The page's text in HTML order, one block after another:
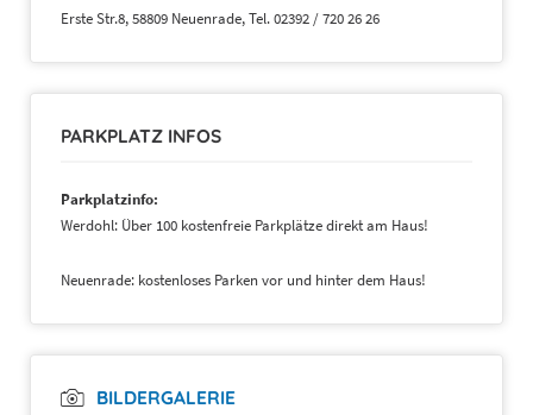
Erste Str.8, 58809 Neuenrade, Tel. 02392 / 720 26 26
PARKPLATZ INFOS
Parkplatzinfo:
Werdohl: Über 100 kostenfreie Parkplätze direkt am Haus!
Neuenrade: kostenloses Parken vor und hinter dem Haus!
BILDERGALERIE